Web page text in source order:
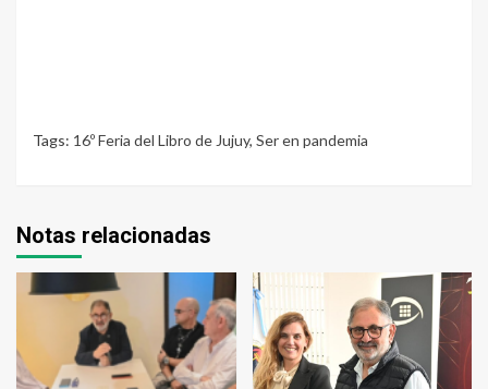
Tags: 16º Feria del Libro de Jujuy, Ser en pandemia
Notas relacionadas